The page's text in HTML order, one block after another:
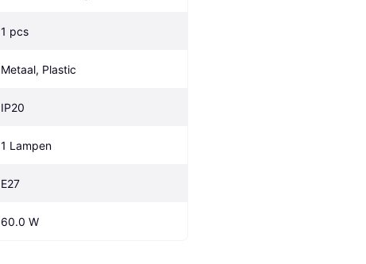
1 pcs
Metaal, Plastic
IP20
1 Lampen
E27
60.0 W